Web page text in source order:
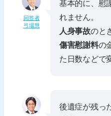
回答者
弓場慧
基本的に、慰
れません。
人身事故のと
傷害慰謝料の
た日数などで
後遺症が残っ